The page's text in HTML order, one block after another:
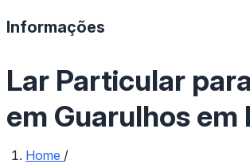
Informações
Lar Particular
em Guarulhos em
Home /